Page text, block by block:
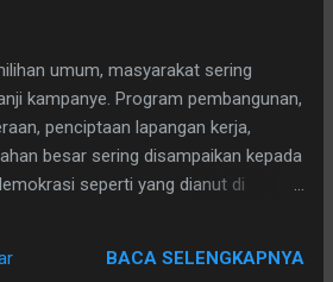
kuat. Berbagai keluhan rakyat,
wajar, karena untuk memperoleh
seorang calon pemimpin perlu
harapan rakyat. Setelah
umum, masyarakat sering
kampanye. Program pembangunan,
penciptaan lapangan kerja,
besar sering disampaikan kepada
seperti yang dianut di
antara calon pemimpin dan
itulah para kandidat mencoba
BACA SELENGKAPNYA